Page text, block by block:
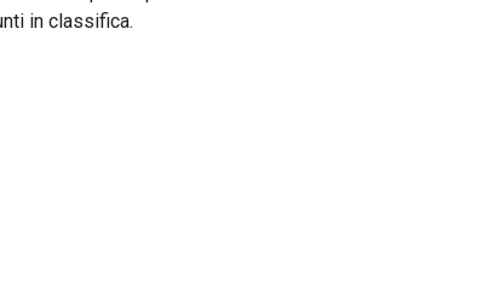
in classifica.